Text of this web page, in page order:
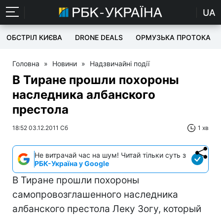
UA
ОБСТРІЛ КИЄВА DRONE DEALS ОРМУЗЬКА ПРОТОКА
Головна » Новини » Надзвичайні події
В Тиране прошли похороны
наследника албанского
престола
18:52 03.12.2011 Сб 1 хв
Не витрачай час на шум! Читай тільки суть з
РБК-Україна у Google
В Тиране прошли похороны
самопровозглашенного наследника
албанского престола Леку Зогу, который